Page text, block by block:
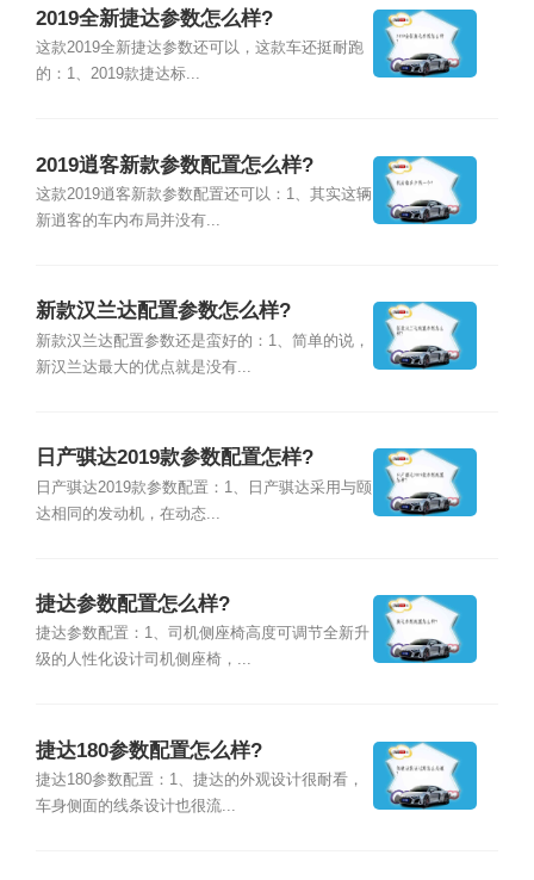
2019全新捷达参数怎么样?
这款2019全新捷达参数还可以，这款车还挺耐跑
的：1、2019款捷达标...
2019逍客新款参数配置怎么样?
这款2019逍客新款参数配置还可以：1、其实这辆
新逍客的车内布局并没有...
新款汉兰达配置参数怎么样?
新款汉兰达配置参数还是蛮好的：1、简单的说，
新汉兰达最大的优点就是没有...
日产骐达2019款参数配置怎样?
日产骐达2019款参数配置：1、日产骐达采用与颐
达相同的发动机，在动态...
捷达参数配置怎么样?
捷达参数配置：1、司机侧座椅高度可调节全新升
级的人性化设计司机侧座椅，...
捷达180参数配置怎么样?
捷达180参数配置：1、捷达的外观设计很耐看，
车身侧面的线条设计也很流...